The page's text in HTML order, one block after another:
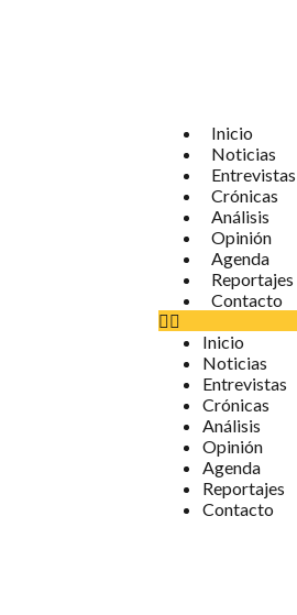
Inicio
Noticias
Entrevistas
Crónicas
Análisis
Opinión
Agenda
Reportajes
Contacto
Inicio
Noticias
Entrevistas
Crónicas
Análisis
Opinión
Agenda
Reportajes
Contacto